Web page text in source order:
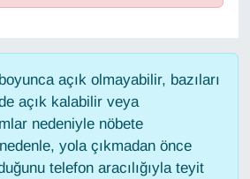
açık olmayabilir, bazıları
açık kalabilir veya
nedeniyle nöbete
yola çıkmadan önce
telefon aracılığıyla teyit